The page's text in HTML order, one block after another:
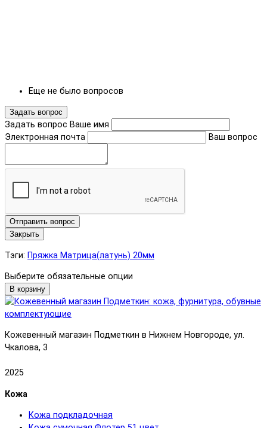
Еще не было вопросов
Задать вопрос
Задать вопрос Ваше имя
Электронная почта
Ваш вопрос
Отправить вопрос
Закрыть
Тэги: Пряжка Матрица(латунь) 20мм
Выберите обязательные опции
В корзину
Кожевенный магазин Подметкин в Нижнем Новгороде, ул.
Чкалова, 3
2025
Кожа
Кожа подкладочная